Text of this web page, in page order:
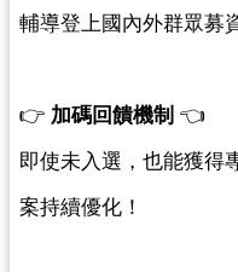
結
資
訊
開
輔導登上國內外群眾募
👉 加碼回饋機制 👈
即使未入選，也能獲得
案持續優化！